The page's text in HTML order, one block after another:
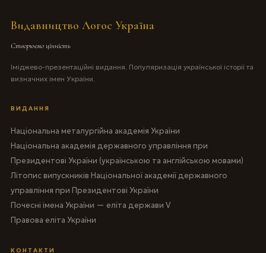
Видавництво Логос Україна
Створюємо цінність
Іміджево-презентаційні видання. Популяризація української історії та
визначних імен України.
ВИДАННЯ
Національна металургійна академія України
Національна академія державного управління при
Президентові України (українською та англійською мовами)
Літопис випускників Національної академії державного
управління при Президентові України
Почесні імена України — еліта держави V
Правова еліта України
КОНТАКТИ